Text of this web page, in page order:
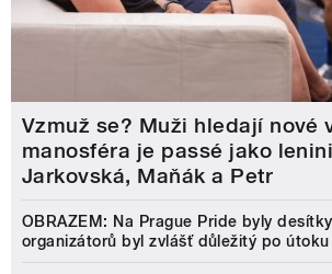
Vzmuž se? Muži hledají nové
manosféra je passé jako
Jarkovská, Maňák a Petr
OBRAZEM: Na Prague Pride byly
organizátorů byl zvlášť důležitý po